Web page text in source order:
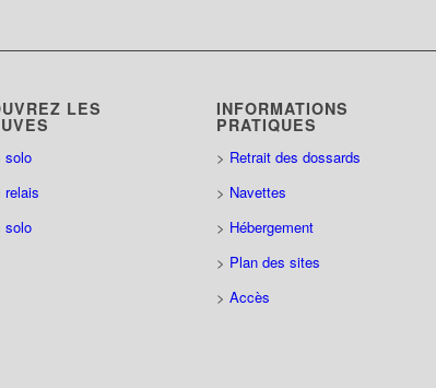
LES
solo
relais
solo
INFORMATIONS
PRATIQUES
> Retrait des dossards
> Navettes
> Hébergement
> Plan des sites
>Accès